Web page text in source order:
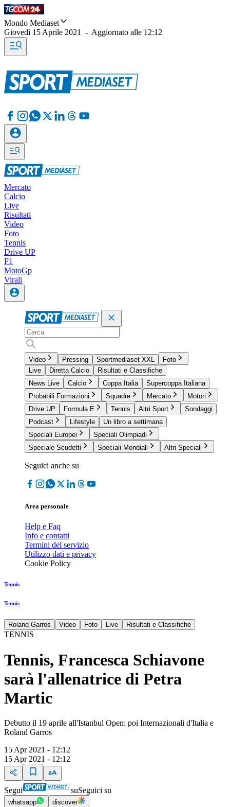
Mondo Mediaset
Giovedì 15 Aprile 2021
- Aggiornato alle 12:12
Mercato
Calcio
Live
Risultati
Video
Foto
Tennis
Drive UP
F1
MotoGp
Virali
Video Pressing Sportmediaset XXL
Foto
Live
Diretta Calcio
Risultati e Classifiche
News Live
Calcio Coppa Italia
Supercoppa Italiana
Probabili Formazioni
Squadre Mercato
Motori
Drive UP
Formula E Tennis Altri Sport
Sondaggi
Podcast
Lifestyle
Un libro a settimana
Speciali Europei
Speciali Olimpiadi
Speciale Scudetti
Speciali Mondiali Altri Speciali
Seguici anche su
Area personale
Help e Faq
Info e contatti
Termini del servizio
Utilizzo dati e privacy
Cookie Policy
Tennis
Tennis
Roland Garros Video Foto Live Risultati e Classifiche
TENNIS
Tennis, Francesca Schiavone
sarà l'allenatrice di Petra
Martic
Debutto il 19 aprile all'Istanbul Open: poi Internazionali d'Italia e
Roland Garros
15 Apr 2021 - 12:12
15 Apr 2021 - 12:12
Segui suSeguici su
whatsapp discover